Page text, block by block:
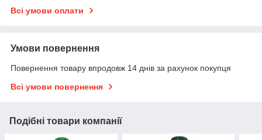
Всі умови оплати
Умови повернення
Повернення товару впродовж 14 днів за рахунок покупця
Всі умови повернення
Подібні товари компанії